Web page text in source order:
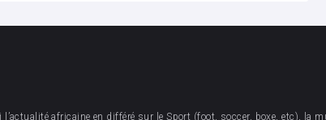
africaine en différé sur le Sport (foot, soccer, boxe, etc), la